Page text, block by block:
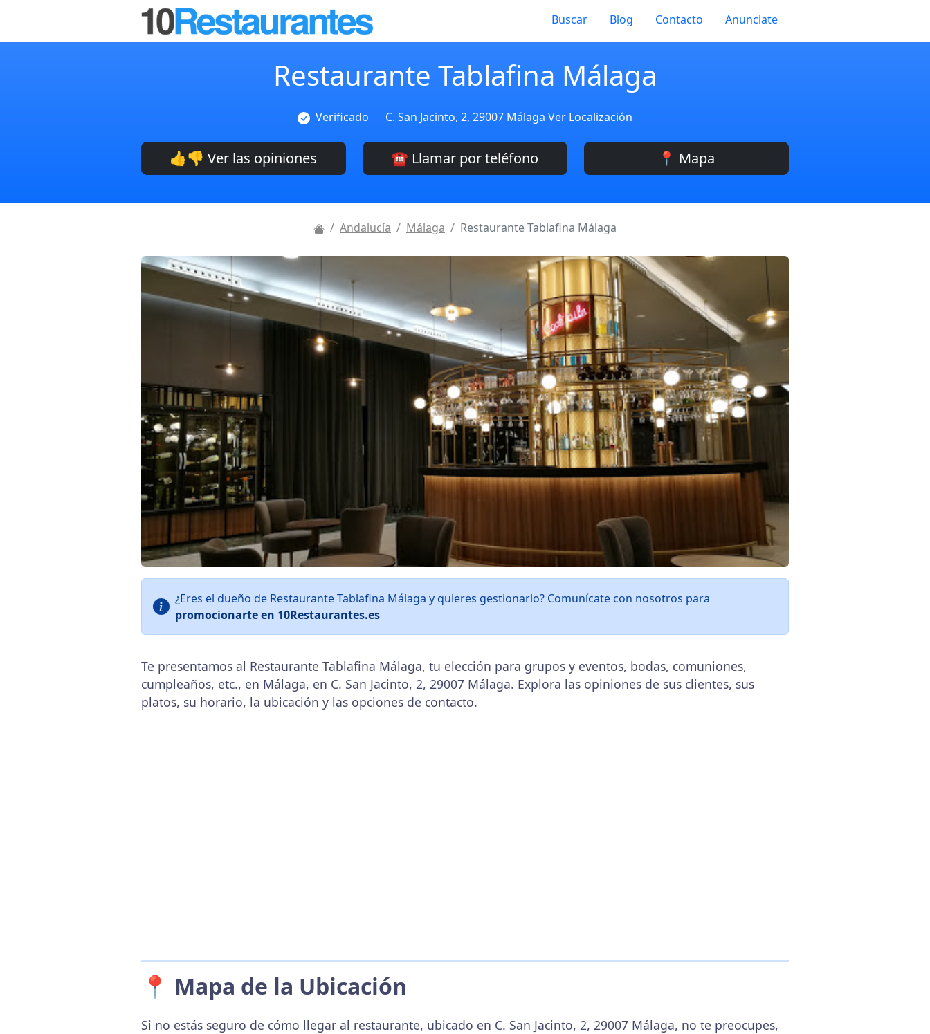
Buscar Blog Contacto Anunciate
Restaurante Tablafina Málaga
Verificado C. San Jacinto, 2, 29007 Málaga Ver Localización
👍👎 Ver las opiniones ☎️ Llamar por teléfono 📍 Mapa
Andalucía Málaga Restaurante Tablafina Málaga
¿Eres el dueño de Restaurante Tablafina Málaga y quieres gestionarlo? Comunícate con nosotros para
promocionarte en 10Restaurantes.es
Te presentamos al Restaurante Tablafina Málaga, tu elección para grupos y eventos, bodas, comuniones,
cumpleaños, etc., en Málaga, en C. San Jacinto, 2, 29007 Málaga. Explora las opiniones de sus clientes, sus
platos, su horario, la ubicación y las opciones de contacto.
📍 Mapa de la Ubicación
Si no estás seguro de cómo llegar al restaurante, ubicado en C. San Jacinto, 2, 29007 Málaga, no te preocupes,